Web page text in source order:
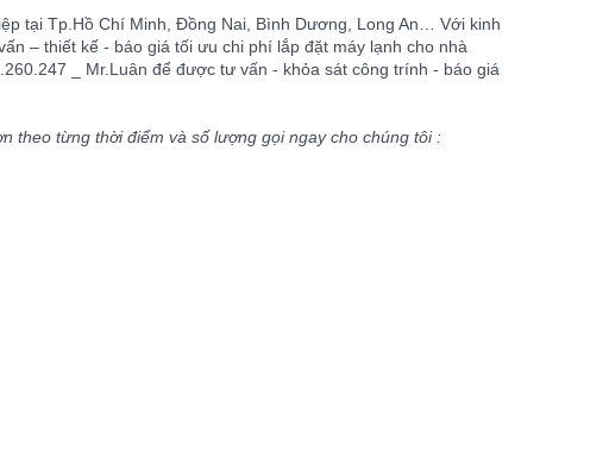
tại Tp.Hồ Chí Minh, Đồng Nai, Bình Dương, Long An… Với kinh
– thiết kế - báo giá tối ưu chi phí lắp đặt máy lạnh cho nhà
_ Mr.Luân để được tư vấn - khỏa sát công trính - báo giá
theo từng thời điểm và số lượng gọi ngay cho chúng tôi :